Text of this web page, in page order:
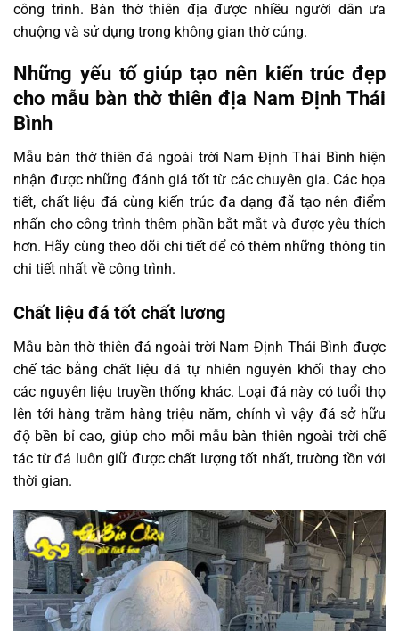
công trình. Bàn thờ thiên địa được nhiều người dân ưa
chuộng và sử dụng trong không gian thờ cúng.
Những yếu tố giúp tạo nên kiến trúc đẹp
cho mẫu bàn thờ thiên địa Nam Định Thái
Bình
Mẫu bàn thờ thiên đá ngoài trời Nam Định Thái Bình hiện
nhận được những đánh giá tốt từ các chuyên gia. Các họa
tiết, chất liệu đá cùng kiến trúc đa dạng đã tạo nên điểm
nhấn cho công trình thêm phần bắt mắt và được yêu thích
hơn. Hãy cùng theo dõi chi tiết để có thêm những thông tin
chi tiết nhất về công trình.
Chất liệu đá tốt chất lương
Mẫu bàn thờ thiên đá ngoài trời Nam Định Thái Bình được
chế tác bằng chất liệu đá tự nhiên nguyên khối thay cho
các nguyên liệu truyền thống khác. Loại đá này có tuổi thọ
lên tới hàng trăm hàng triệu năm, chính vì vậy đá sở hữu
độ bền bỉ cao, giúp cho mỗi mẫu bàn thiên ngoài trời chế
tác từ đá luôn giữ được chất lượng tốt nhất, trường tồn với
thời gian.